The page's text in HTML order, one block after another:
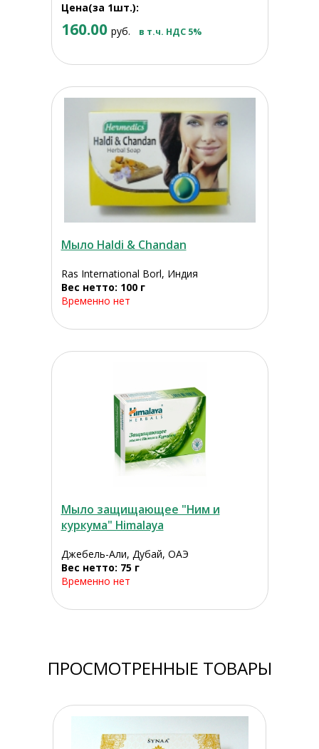
Цена(за 1шт.):
160.00 руб. в т.ч. НДС 5%
Мыло Haldi & Chandan
Ras International Borl, Индия
Вес нетто: 100 г
Временно нет
Мыло защищающее "Ним и
куркума" Himalaya
Джебель-Али, Дубай, ОАЭ
Вес нетто: 75 г
Временно нет
ПРОСМОТРЕННЫЕ ТОВАРЫ